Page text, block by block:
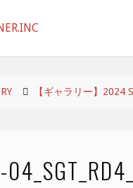
【ギャラリー】2024